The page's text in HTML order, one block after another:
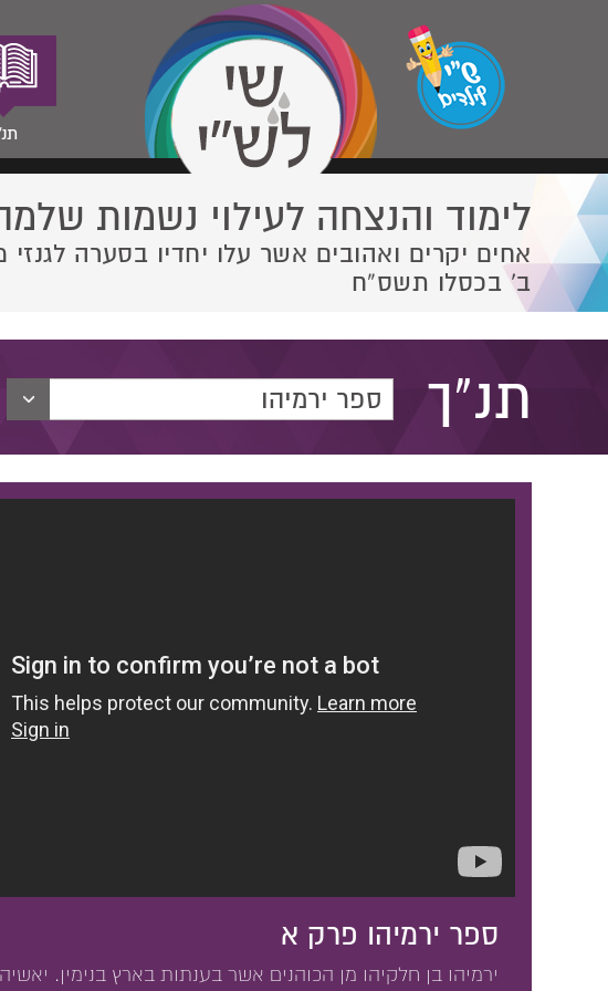
לימוד והנצחה לעילוי נשמות
אחים יקרים ואהובים אשר עלו יחדיו בסערה לגנזי
ב' בכסלו תשס”ח
תנ"ך ספר ירמיהו
ספר ירמיהו פרק א
ירמיהו בן חלקיהו מן הכוהנים אשר בענתות בארץ בנימין.